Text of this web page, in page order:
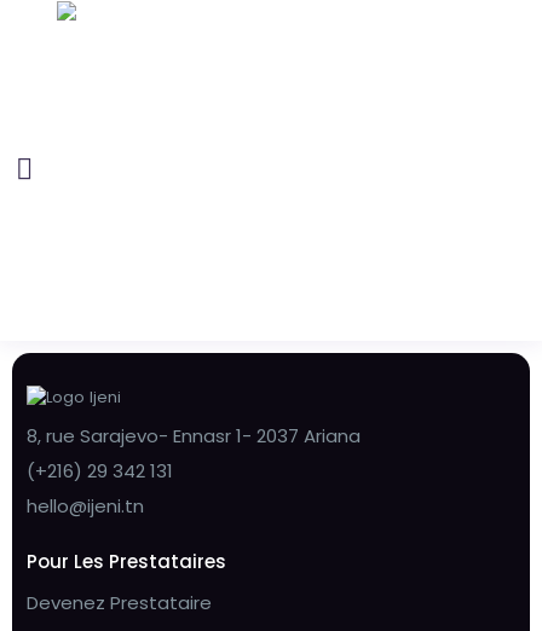
8, rue Sarajevo- Ennasr 1- 2037 Ariana
(+216) 29 342 131
hello@ijeni.tn
Pour Les Prestataires
Devenez Prestataire